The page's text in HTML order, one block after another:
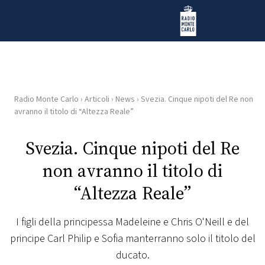
Radio Monte Carlo
HOME
RADIO
PLAYLIST
Radio Monte Carlo › Articoli › News › Svezia. Cinque nipoti del Re non
avranno il titolo di “Altezza Reale”
Svezia. Cinque nipoti del Re
non avranno il titolo di
“Altezza Reale”
I figli della principessa Madeleine e Chris O'Neill e del
principe Carl Philip e Sofia manterranno solo il titolo del
ducato.